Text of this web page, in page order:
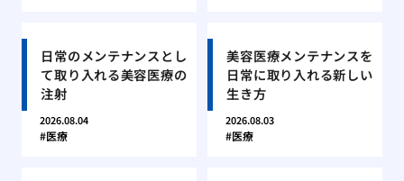
日常のメンテナンスとし
て取り入れる美容医療の
注射
2026.08.04
医療
美容医療メンテナンスを
日常に取り入れる新しい
生き方
2026.08.03
医療